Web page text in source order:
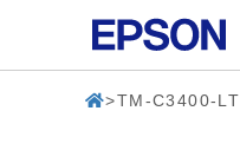
TM-C3400-LT